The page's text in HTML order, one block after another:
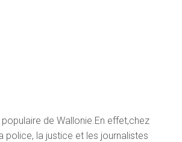
de Wallonie.En effet,chez
police, la justice et les journalistes